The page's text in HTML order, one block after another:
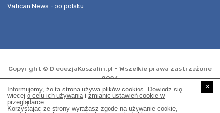
Vatican News - po polsku
Copyright © DiecezjaKoszalin.pl - Wszelkie prawa zastrzeżone
2026
Realizacja i opieka techniczna:
Informujemy, że ta strona używa plików cookies. Dowiedz się
więcej o celu ich używaniai zmianie ustawień cookie w
przeglądarce.
Korzystając ze strony wyrażasz zgodę na używanie cookie,
x